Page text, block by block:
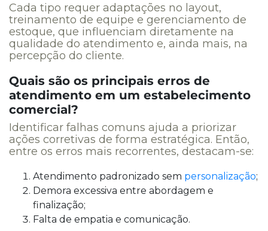
Cada tipo requer adaptações no layout,
treinamento de equipe e gerenciamento de
estoque, que influenciam diretamente na
qualidade do atendimento e, ainda mais, na
percepção do cliente.
Quais são os principais erros de
atendimento em um estabelecimento
comercial?
Identificar falhas comuns ajuda a priorizar
ações corretivas de forma estratégica. Então,
entre os erros mais recorrentes, destacam-se:
Atendimento padronizado sem personalização;
Demora excessiva entre abordagem e
finalização;
Falta de empatia e comunicação.